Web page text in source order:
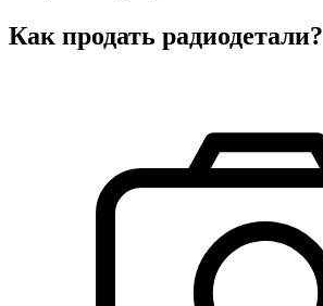
Как продать радиодетали?